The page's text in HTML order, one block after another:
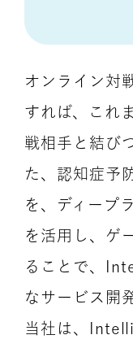
オンライン対
すれば、これ
戦相手と結び
た、認知症予
を、ディープ
を活用し、ゲ
ることで、
なサービス開
当社は、